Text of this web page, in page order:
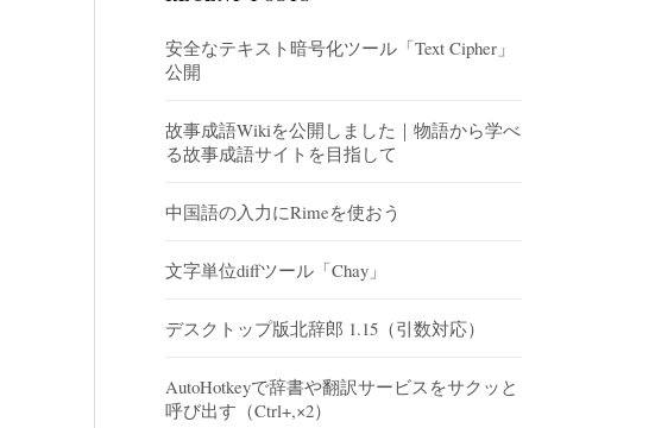
安全なテキスト暗号化ツール「Text Cipher」
公開
故事成語Wikiを公開しました｜物語から学べ
る故事成語サイトを目指して
中国語の入力にRimeを使おう
文字単位diffツール「Chay」
デスクトップ版北辞郎 1.15（引数対応）
AutoHotkeyで辞書や翻訳サービスをサクッと
呼び出す（Ctrl+,×2）